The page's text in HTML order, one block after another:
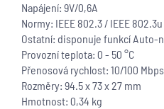
Napájení: 9V/0,6A
Normy: IEEE 802.3 / IEEE 802.3u
Ostatní: disponuje funkcí Auto-
Provozní teplota: 0 - 50 °C
Přenosová rychlost: 10/100 Mbps
Rozměry: 94.5 x 73 x 27 mm
Hmotnost: 0,34 kg